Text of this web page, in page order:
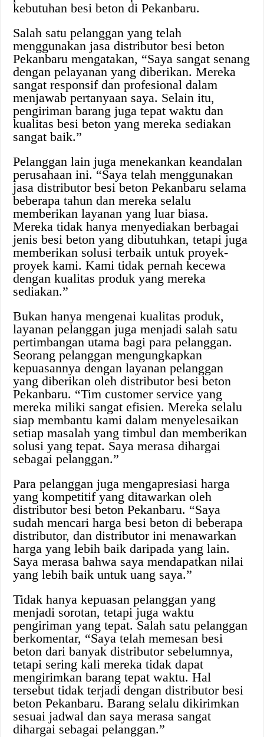
kebutuhan besi beton di Pekanbaru.
Salah satu pelanggan yang telah
menggunakan jasa distributor besi beton
Pekanbaru mengatakan, “Saya sangat senang
dengan pelayanan yang diberikan. Mereka
sangat responsif dan profesional dalam
menjawab pertanyaan saya. Selain itu,
pengiriman barang juga tepat waktu dan
kualitas besi beton yang mereka sediakan
sangat baik.”
Pelanggan lain juga menekankan keandalan
perusahaan ini. “Saya telah menggunakan
jasa distributor besi beton Pekanbaru selama
beberapa tahun dan mereka selalu
memberikan layanan yang luar biasa.
Mereka tidak hanya menyediakan berbagai
jenis besi beton yang dibutuhkan, tetapi juga
memberikan solusi terbaik untuk proyek-
proyek kami. Kami tidak pernah kecewa
dengan kualitas produk yang mereka
sediakan.”
Bukan hanya mengenai kualitas produk,
layanan pelanggan juga menjadi salah satu
pertimbangan utama bagi para pelanggan.
Seorang pelanggan mengungkapkan
kepuasannya dengan layanan pelanggan
yang diberikan oleh distributor besi beton
Pekanbaru. “Tim customer service yang
mereka miliki sangat efisien. Mereka selalu
siap membantu kami dalam menyelesaikan
setiap masalah yang timbul dan memberikan
solusi yang tepat. Saya merasa dihargai
sebagai pelanggan.”
Para pelanggan juga mengapresiasi harga
yang kompetitif yang ditawarkan oleh
distributor besi beton Pekanbaru. “Saya
sudah mencari harga besi beton di beberapa
distributor, dan distributor ini menawarkan
harga yang lebih baik daripada yang lain.
Saya merasa bahwa saya mendapatkan nilai
yang lebih baik untuk uang saya.”
Tidak hanya kepuasan pelanggan yang
menjadi sorotan, tetapi juga waktu
pengiriman yang tepat. Salah satu pelanggan
berkomentar, “Saya telah memesan besi
beton dari banyak distributor sebelumnya,
tetapi sering kali mereka tidak dapat
mengirimkan barang tepat waktu. Hal
tersebut tidak terjadi dengan distributor besi
beton Pekanbaru. Barang selalu dikirimkan
sesuai jadwal dan saya merasa sangat
dihargai sebagai pelanggan.”